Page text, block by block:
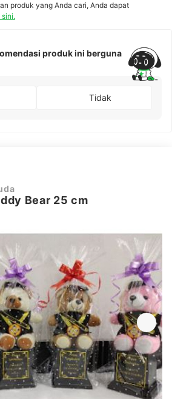
produk yang Anda cari, Anda dapat
produk ini berguna
Tidak
Bear 25 cm